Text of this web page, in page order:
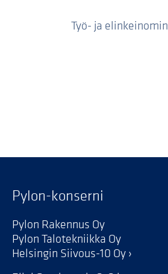
Työ- ja
Pylon-konserni
Pylon Rakennus Oy
Pylon Talotekniikka Oy
Helsingin Siivous-10 Oy